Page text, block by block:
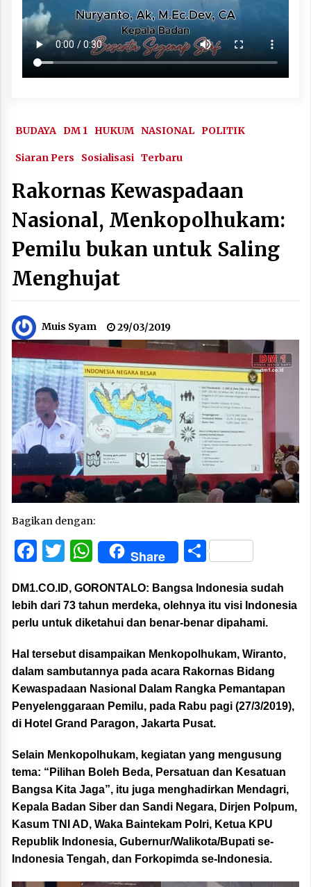
BUDAYA DM 1 HUKUM NASIONAL POLITIK
Siaran Pers Sosialisasi Terbaru
Rakornas Kewaspadaan
Nasional, Menkopolhukam:
Pemilu bukan untuk Saling
Menghujat
Muis Syam 29/03/2019
Bagikan dengan:
Facebook
Twitter
WhatsApp
Share Share
DM1.CO.ID, GORONTALO: Bangsa Indonesia sudah
lebih dari 73 tahun merdeka, olehnya itu visi Indonesia
perlu untuk diketahui dan benar-benar dipahami.
Hal tersebut disampaikan Menkopolhukam, Wiranto,
dalam sambutannya pada acara Rakornas Bidang
Kewaspadaan Nasional Dalam Rangka Pemantapan
Penyelenggaraan Pemilu, pada Rabu pagi (27/3/2019),
di Hotel Grand Paragon, Jakarta Pusat.
Selain Menkopolhukam, kegiatan yang mengusung
tema: “Pilihan Boleh Beda, Persatuan dan Kesatuan
Bangsa Kita Jaga”, itu juga menghadirkan Mendagri,
Kepala Badan Siber dan Sandi Negara, Dirjen Polpum,
Kasum TNI AD, Waka Baintekam Polri, Ketua KPU
Republik Indonesia, Gubernur/Walikota/Bupati se-
Indonesia Tengah, dan Forkopimda se-Indonesia.